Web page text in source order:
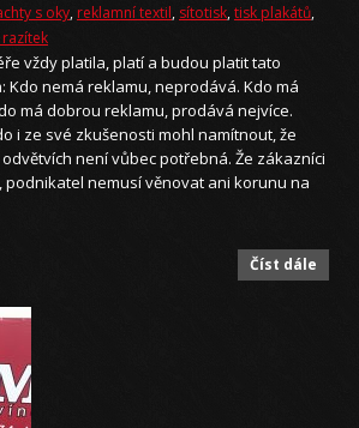
s oky, reklamní textil, sítotisk,tisk plakátů,
vždy platila, platí a budou platit tato
Kdo nemá reklamu, neprodává. Kdo má
má dobrou reklamu, prodává nejvíce.
i ze své zkušenosti mohl namítnout, že
není vůbec potřebná. Že zákazníci
podnikatel nemusí věnovat ani korunu na
Číst dále